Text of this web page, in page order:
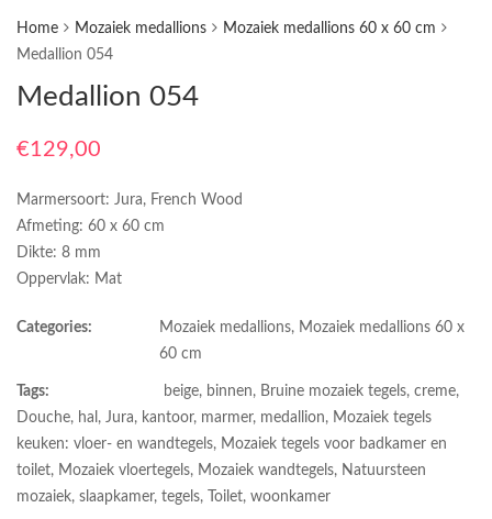
Home Mozaiek medallions
Mozaiek medallions 60 x 60 cm
Medallion 054
Medallion 054
€129,00
Marmersoort: Jura, French Wood
Afmeting: 60 x 60 cm
Dikte: 8 mm
Oppervlak: Mat
Categories: Mozaiek medallions, Mozaiek medallions 60 x
60 cm
Tags: beige, binnen, Bruine mozaiek tegels, creme,
Douche, hal , Jura, kantoor, marmer, medallion, Mozaiek tegels
keuken: vloer- en wandtegels, Mozaiek tegels voor badkamer en
toilet, Mozaiek vloertegels, Mozaiek wandtegels, Natuursteen
mozaiek, slaapkamer, tegels, Toilet, woonkamer